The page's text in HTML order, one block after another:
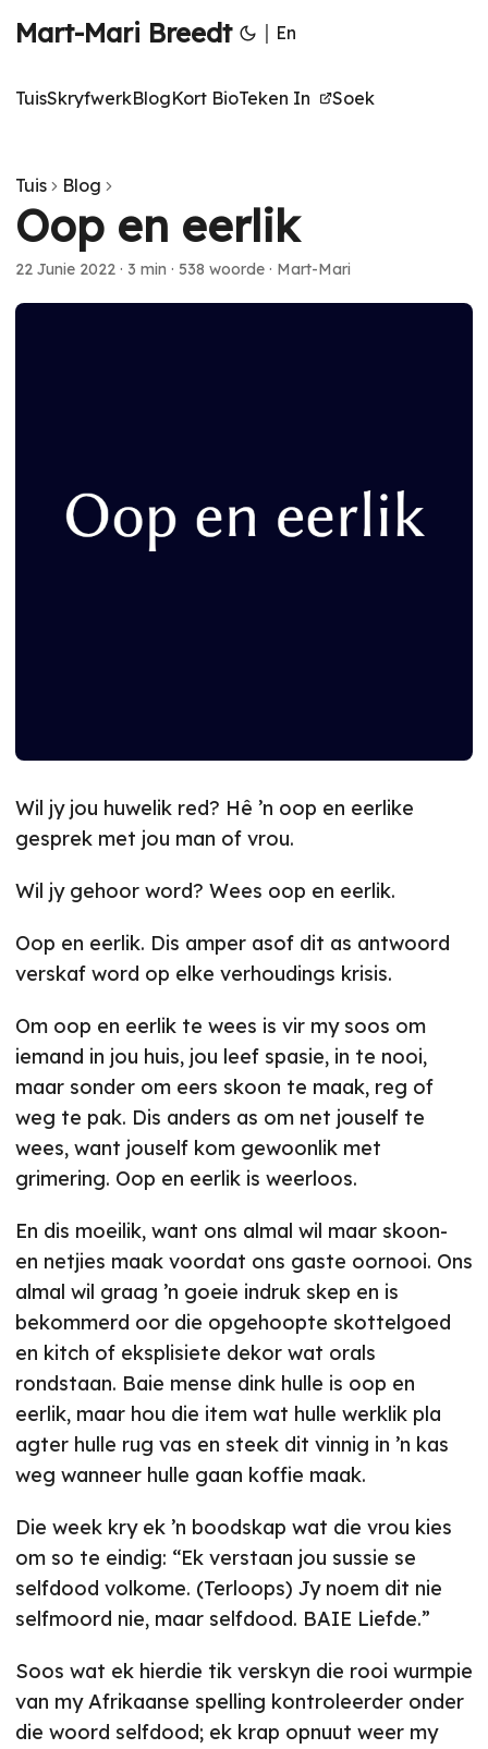
Mart-Mari Breedt | En
TuisSkryfwerkBlogKort BioTeken In Soek
Tuis Blog
Oop en eerlik
22 Junie 2022 · 3 min · 538 woorde · Mart-Mari
Wil jy jou huwelik red? Hê ’n oop en eerlike
gesprek met jou man of vrou.
Wil jy gehoor word? Wees oop en eerlik.
Oop en eerlik. Dis amper asof dit as antwoord
verskaf word op elke verhoudings krisis.
Om oop en eerlik te wees is vir my soos om
iemand in jou huis, jou leef spasie, in te nooi,
maar sonder om eers skoon te maak, reg of
weg te pak. Dis anders as om net jouself te
wees, want jouself kom gewoonlik met
grimering. Oop en eerlik is weerloos.
En dis moeilik, want ons almal wil maar skoon-
en netjies maak voordat ons gaste oornooi. Ons
almal wil graag ’n goeie indruk skep en is
bekommerd oor die opgehoopte skottelgoed
en kitch of eksplisiete dekor wat orals
rondstaan. Baie mense dink hulle is oop en
eerlik, maar hou die item wat hulle werklik pla
agter hulle rug vas en steek dit vinnig in ’n kas
weg wanneer hulle gaan koffie maak.
Die week kry ek ’n boodskap wat die vrou kies
om so te eindig: “Ek verstaan jou sussie se
selfdood volkome. (Terloops) Jy noem dit nie
selfmoord nie, maar selfdood. BAIE Liefde.”
Soos wat ek hierdie tik verskyn die rooi wurmpie
van my Afrikaanse spelling kontroleerder onder
die woord selfdood; ek krap opnuut weer my